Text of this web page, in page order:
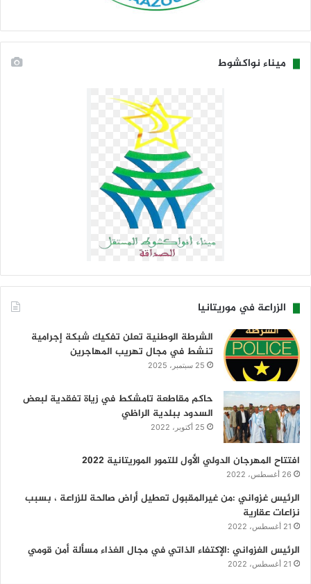
ميناء نواكشوط
الزراعة في موريتانيا
الشرطة الوطنية تعلن تفكيك شبكة إجرامية
تنشط في مجال تهريب المهاجرين
25 سبتمبر، 2025
حاكم مقاطعة تامشكط في زياة تفقدية لبعض
السدود ببلدية الراظي
25 أكتوبر، 2022
افتتاح المهرجان الدولي الأول للتمور الموريتانية 2022
26 أغسطس، 2022
الرئيس غزواني :من غيرالمقبول تعطيل أراض صالحة للزراعة ، بسبب
نزاعات عقارية
21 أغسطس، 2022
الرئيس الغزواني :الإكتفاء الذاتي في مجال الغذاء مسألة أمن قومي
21 أغسطس، 2022